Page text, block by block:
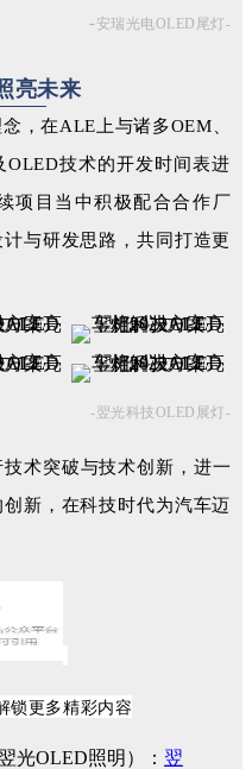
-安瑞光电OLED尾灯-
亮未来
，在ALE上与诸多OEM、
技术的开发时间表进
项目当中积极配合合作厂
与研发思路，共同打造更
-翌光科技OLED展灯-
术突破与技术创新，进一
新，在科技时代为汽车迈
锁更多精彩内容
光OLED照明）： 翌